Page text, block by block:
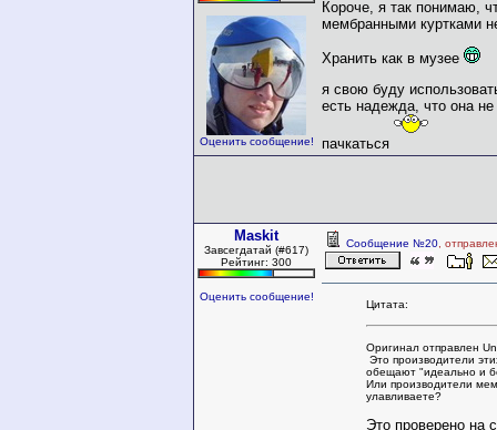
Оценить сообщение!
Короче, я так понимаю,
мембранными куртками
Хранить как в музее
я свою буду
есть надежда, что она
пачкаться
Maskit
Завсегдатай (#617)
Рейтинг: 300
Оценить сообщение!
Сообщение №20 ,
Цитата:
Оригинал отправлен
Это производители
обещают "идеально и
Или производители
улавливаете?
Это проверено на